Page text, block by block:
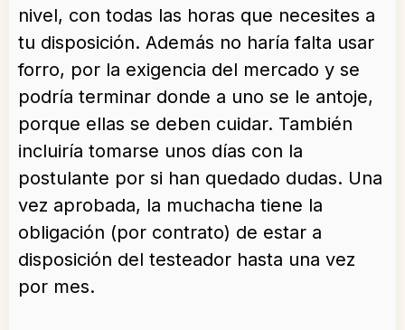
nivel, con todas las horas que necesites a
tu disposición. Además no haría falta usar
forro, por la exigencia del mercado y se
podría terminar donde a uno se le antoje,
porque ellas se deben cuidar. También
incluiría tomarse unos días con la
postulante por si han quedado dudas. Una
vez aprobada, la muchacha tiene la
obligación (por contrato) de estar a
disposición del testeador hasta una vez
por mes.